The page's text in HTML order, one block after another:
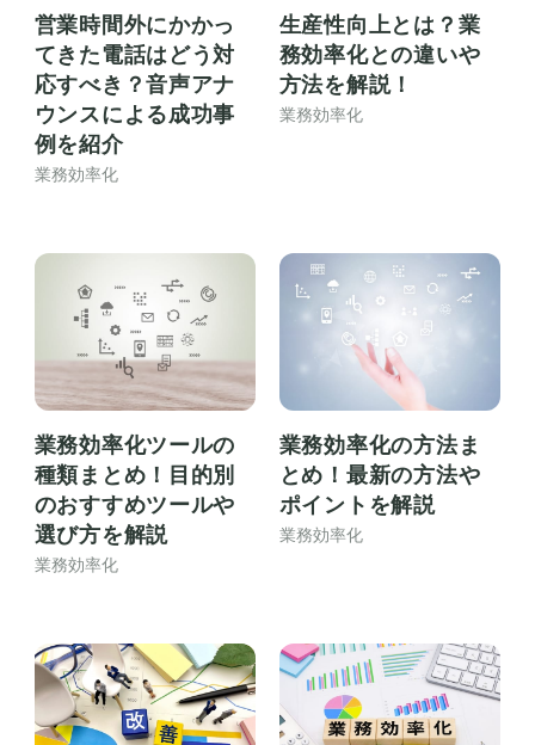
営業時間外にかかっ
てきた電話はどう対
応すべき？音声アナ
ウンスによる成功事
例を紹介
業務効率化
生産性向上とは？業
務効率化との違いや
方法を解説！
業務効率化
業務効率化ツールの
種類まとめ！目的別
のおすすめツールや
選び方を解説
業務効率化
業務効率化の方法ま
とめ！最新の方法や
ポイントを解説
業務効率化